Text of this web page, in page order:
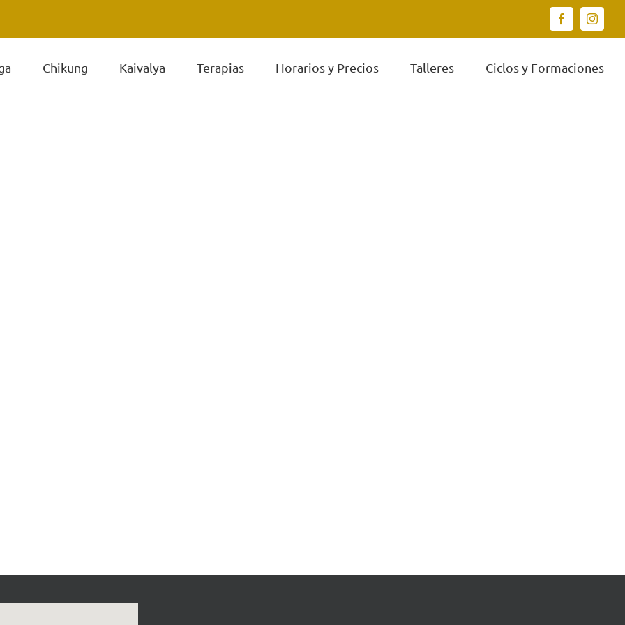
Facebook
Chikung Kaivalya Terapias Horarios y Precios Talleres Ciclos y Formaciones